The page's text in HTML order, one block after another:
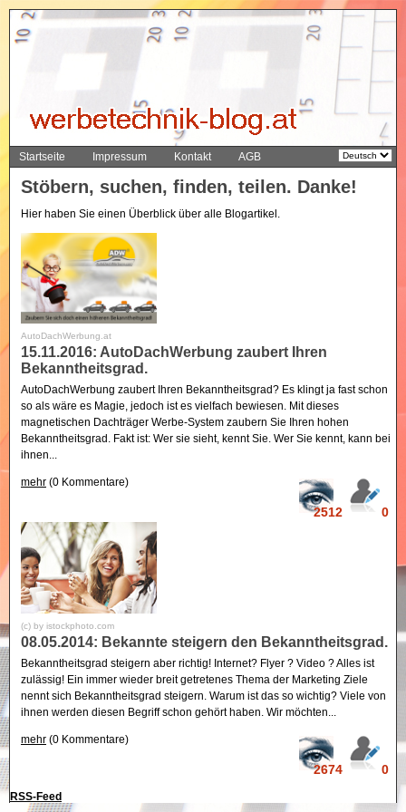
Startseite Impressum Kontakt AGB
Stöbern, suchen, finden, teilen. Danke!
Hier haben Sie einen Überblick über alle Blogartikel.
AutoDachWerbung.at
15.11.2016: AutoDachWerbung zaubert Ihren
Bekanntheitsgrad.
AutoDachWerbung zaubert Ihren Bekanntheitsgrad? Es klingt ja fast schon
so als wäre es Magie, jedoch ist es vielfach bewiesen. Mit dieses
magnetischen Dachträger Werbe-System zaubern Sie Ihren hohen
Bekanntheitsgrad. Fakt ist: Wer sie sieht, kennt Sie. Wer Sie kennt, kann bei
ihnen...
2512 0
mehr (0 Kommentare)
(c) by istockphoto.com
08.05.2014: Bekannte steigern den Bekanntheitsgrad.
Bekanntheitsgrad steigern aber richtig! Internet? Flyer ? Video ? Alles ist
zulässig! Ein immer wieder breit getretenes Thema der Marketing Ziele
nennt sich Bekanntheitsgrad steigern. Warum ist das so wichtig? Viele von
ihnen werden diesen Begriff schon gehört haben. Wir möchten...
2674 0
mehr (0 Kommentare)
RSS-Feed